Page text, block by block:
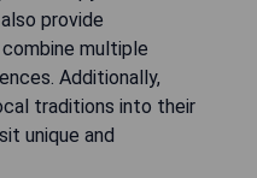
provide
multiple
Additionally,
traditions into their
unique and